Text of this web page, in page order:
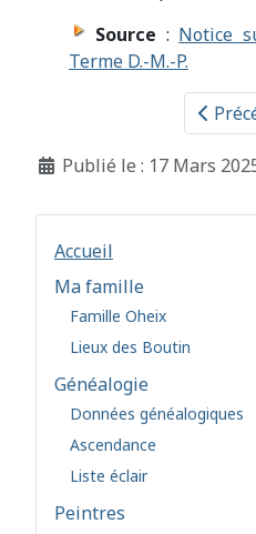
Accueil
Ma famille
Famille Oheix
Lieux des Boutin
Généalogie
Données généalogiques
Ascendance
Liste éclair
Peintres
Source : Notice
Terme D.-M.-P.
Détails
Publié le : 17 Mars